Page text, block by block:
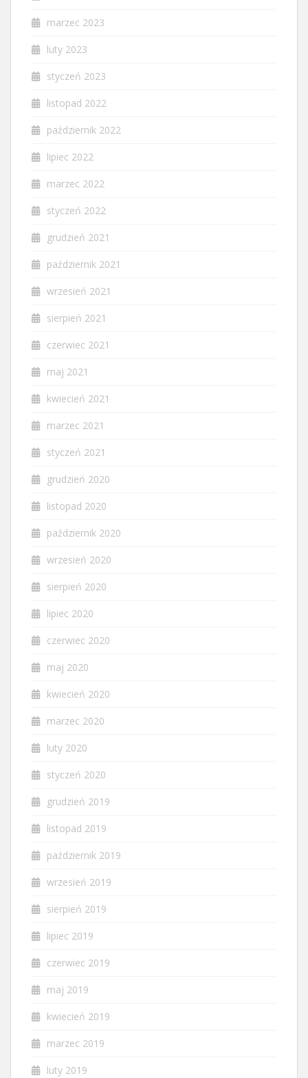
marzec 2023
luty 2023
styczeń 2023
listopad 2022
październik 2022
lipiec 2022
marzec 2022
styczeń 2022
grudzień 2021
październik 2021
wrzesień 2021
sierpień 2021
czerwiec 2021
maj 2021
kwiecień 2021
marzec 2021
styczeń 2021
grudzień 2020
listopad 2020
październik 2020
wrzesień 2020
sierpień 2020
lipiec 2020
czerwiec 2020
maj 2020
kwiecień 2020
marzec 2020
luty 2020
styczeń 2020
grudzień 2019
listopad 2019
październik 2019
wrzesień 2019
sierpień 2019
lipiec 2019
czerwiec 2019
maj 2019
kwiecień 2019
marzec 2019
luty 2019